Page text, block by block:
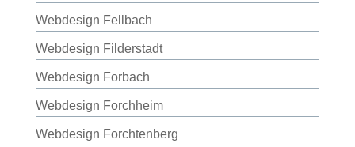
Webdesign Fellbach
Webdesign Filderstadt
Webdesign Forbach
Webdesign Forchheim
Webdesign Forchtenberg